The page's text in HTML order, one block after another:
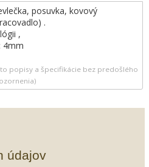
posuvka, kovový
.
,
4mm
popisy a špecifikácie bez predošlého
údajov